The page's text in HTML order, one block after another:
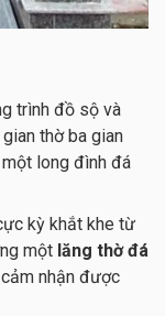
trình đồ sộ và
thờ ba gian
long đình đá
kỳ khắt khe từ
một lăng thờ đá
nhận được